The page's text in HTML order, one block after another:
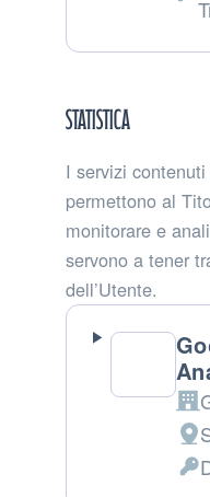
Dati
Statistica
I servizi
permettono al
monitorare e
servono a tener
dell’Utente.
del
Dati